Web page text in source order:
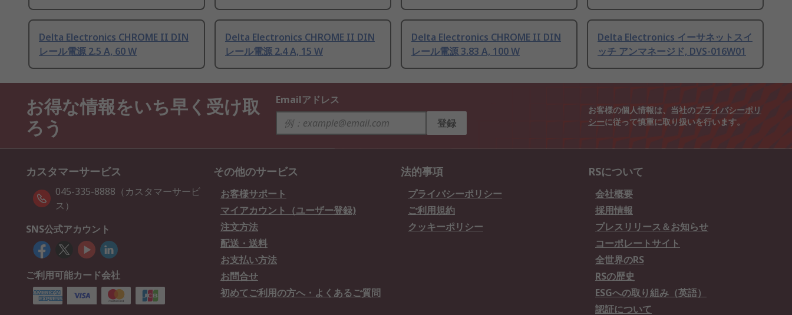
Delta Electronics CHROME II DIN
レール電源 2.5 A, 60 W
Delta Electronics CHROME II DIN
レール電源 2.4 A, 15 W
Delta Electronics CHROME II DIN
レール電源 3.83 A, 100 W
Delta Electronics イーサネットスイ
ッチ アンマネージド, DVS-016W01
お得な情報をいち早く受け取
ろう
Emailアドレス
登録
お客様の個人情報は、当社のプライバシーポリ
シーに従って慎重に取り扱いを行います。
カスタマーサービス
045-335-8888（カスタマーサービ
ス）
SNS公式アカウント
ご利用可能カード会社
その他のサービス
お客様サポート
マイアカウント（ユーザー登録)
注文方法
配送・送料
お支払い方法
お問合せ
初めてご利用の方へ・よくあるご質問
法的事項
プライバシーポリシー
ご利用規約
クッキーポリシー
RSについて
会社概要
採用情報
プレスリリース＆お知らせ
コーポレートサイト
全世界のRS
RSの歴史
ESGへの取り組み（英語）
認証について